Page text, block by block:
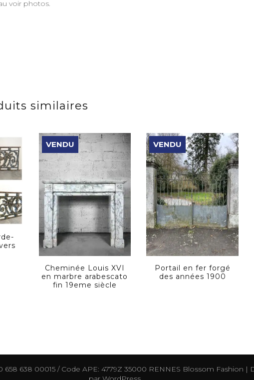
voir photos.
similaires
VENDU
Cheminée Louis XVI
en marbre arabescato
fin 19eme siècle
VENDU
Portail en fer forgé
des années 1900
638 00015 / Code APE: 4779Z 35000 RENNES Blossom Fashion |